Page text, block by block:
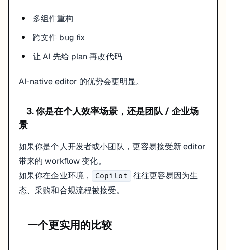
多组件重构
跨文件 bug fix
让 AI 先给 plan 再改代码
AI-native editor 的优势会更明显。
3. 你是在个人效率场景，还是团队 / 企业场
景
如果你是个人开发者或小团队，更容易接受新 editor
带来的 workflow 变化。
如果你在企业环境，
Copilot
往往更容易因为生
态、采购和合规流程被接受。
一个更实用的比较